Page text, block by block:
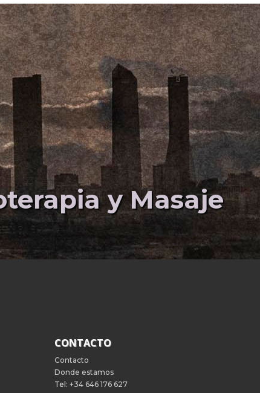
y Masaje
CONTACTO
Contacto
Donde estamos
Tel: +34 646 176 627